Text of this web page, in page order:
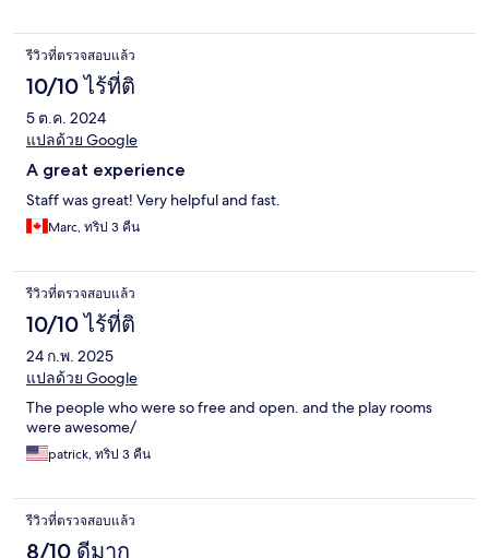
รีวิวที่ตรวจสอบแล้ว
10/10 ไร้ที่ติ
5 ต.ค. 2024
แปลด้วย Google
A great experience
Staff was great! Very helpful and fast.
Marc, ทริป 3 คืน
รีวิวที่ตรวจสอบแล้ว
10/10 ไร้ที่ติ
24 ก.พ. 2025
แปลด้วย Google
The people who were so free and open. and the play rooms
were awesome/
patrick, ทริป 3 คืน
รีวิวที่ตรวจสอบแล้ว
8/10 ดีมาก